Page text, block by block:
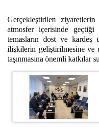
Gerçekleştirilen
atmosfer içerisinde
temasların dost ve kardeş
ilişkilerin geliştirilmesine ve
taşınmasına önemli katkılar